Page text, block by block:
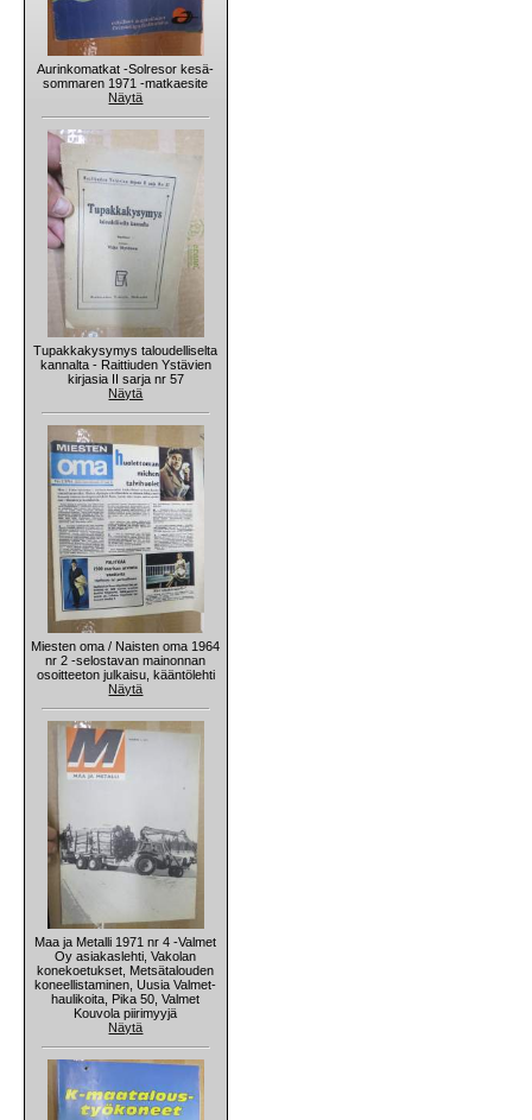
Aurinkomatkat -Solresor kesä-
sommaren 1971 -matkaesite
Näytä
Tupakkakysymys taloudelliselta
kannalta - Raittiuden Ystävien
kirjasia II sarja nr 57
Näytä
Miesten oma / Naisten oma 1964
nr 2 -selostavan mainonnan
osoitteeton julkaisu, kääntölehti
Näytä
Maa ja Metalli 1971 nr 4 -Valmet
Oy asiakaslehti, Vakolan
konekoetukset, Metsätalouden
koneellistaminen, Uusia Valmet-
haulikoita, Pika 50, Valmet
Kouvola piirimyyjä
Näytä